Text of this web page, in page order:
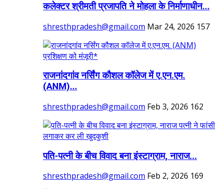
कलेक्टर श्रीमती प्रजापति ने मोहला के निर्माणाधीन...
shresthpradesh@gmail.com Mar 24, 2026 157
राजनांदगांव नर्सिंग कौशल कॉलेज में ए.एन.एम.
(ANM)...
shresthpradesh@gmail.com Feb 3, 2026 162
पति-पत्नी के बीच विवाद बना इंस्टाग्राम, नाराज...
shresthpradesh@gmail.com Feb 2, 2026 169